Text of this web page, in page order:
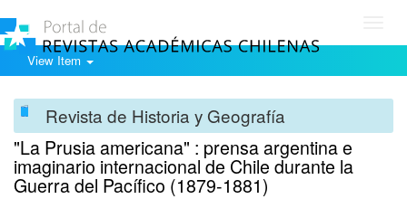
View Item
Revista de Historia y Geografía
"La Prusia americana" : prensa argentina e
imaginario internacional de Chile durante la
Guerra del Pací­fico (1879-1881)